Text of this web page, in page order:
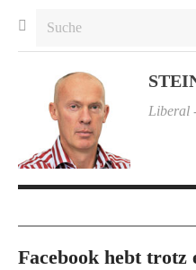
Liberal
Facebook hebt trotz